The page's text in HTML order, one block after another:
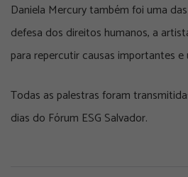
Daniela Mercury também foi uma
defesa dos direitos humanos, a
para repercutir causas importantes e
Todas as palestras foram
dias do Fórum ESG Salvador.